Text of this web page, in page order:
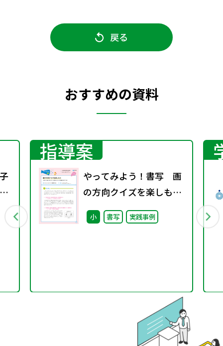
戻る
おすすめの資料
指導案
やってみよう！書写 画
の方向クイズを楽しもう
～「主体的・対話的で深
い学び」の実現に向けた
小 書写 実践事例